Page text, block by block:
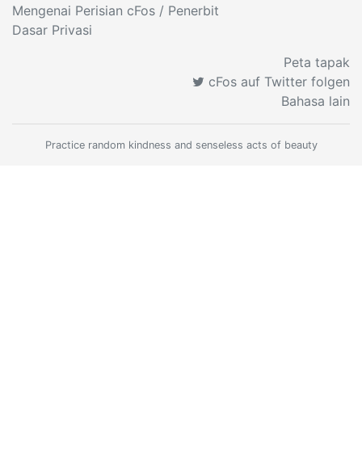
Mengenai Perisian cFos / Penerbit
Dasar Privasi
Peta tapak
cFos auf Twitter folgen
Bahasa lain
Practice random kindness and senseless acts of beauty